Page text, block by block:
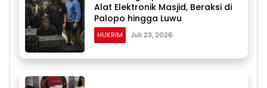
Alat Elektronik Masjid, Beraksi di
Palopo hingga Luwu
HUKRIM Juli 23, 2026